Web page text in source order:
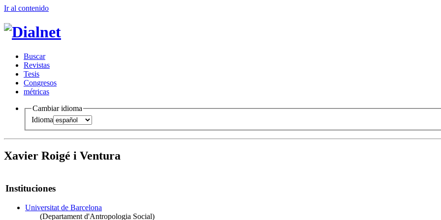
Ir al contenido
Buscar
Revistas
Tesis
Congresos
métricas
Cambiar idioma
Idioma
Xavier Roigé i Ventura
Instituciones
Universitat de Barcelona
(Departament d'Antropologia Social)